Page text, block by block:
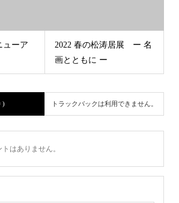
ューア
2022 春の松涛居展 ー 名
画とともに ー
) トラックバックは利用できません。
はありません。